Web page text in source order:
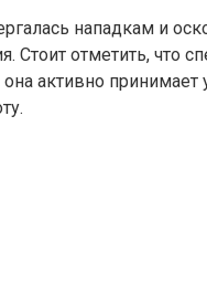
нападкам и
Стоит отметить, что
активно принимает